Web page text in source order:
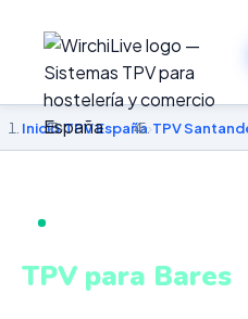
Inicio›TPV España›TPV
TPV para Bares